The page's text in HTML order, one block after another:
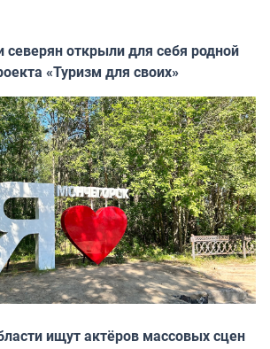
северян открыли для себя родной
«Туризм для своих»
ищут актёров массовых сцен